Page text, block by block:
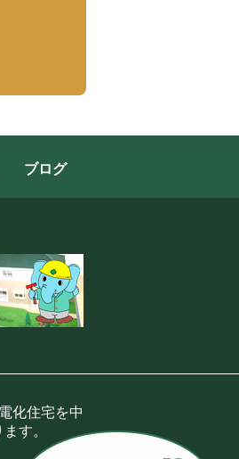
ブログ
化住宅を中
す。